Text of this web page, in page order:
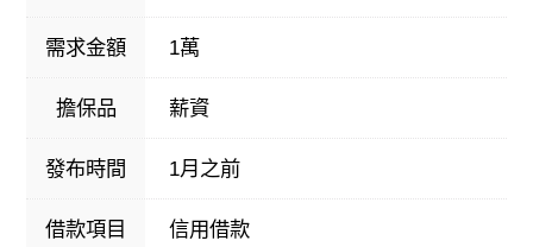
需求金額 1萬
擔保品 薪資
發布時間 1月之前
借款項目 信用借款